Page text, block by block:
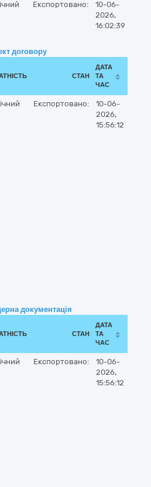
Експортовано:
10-06-
2026,
16:02:39
договору
СТАН
ДАТА
ТА
ЧАС
Експортовано:
10-06-
2026,
15:56:12
документація
СТАН
ДАТА
ТА
ЧАС
Експортовано:
10-06-
2026,
15:56:12